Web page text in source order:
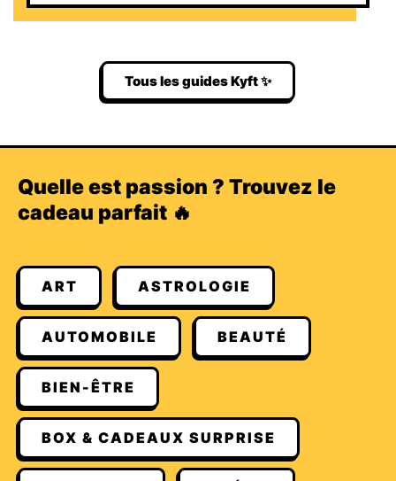
Tous les guides Kyft ✨
Quelle est passion ? Trouvez le
cadeau parfait 🔥
ART ASTROLOGIE
AUTOMOBILE BEAUTÉ
BIEN-ÊTRE
BOX & CADEAUX SURPRISE